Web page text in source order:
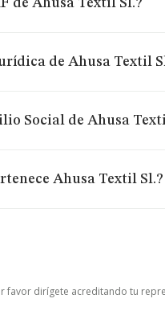
de Ahusa Textil Sl.?
de Ahusa Textil
Social de Ahusa
Ahusa Textil Sl.?
favor dirígete acreditando tu